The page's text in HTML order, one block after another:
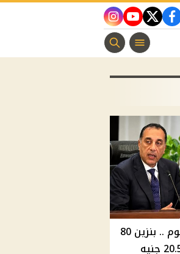
facebook
twitter
youtube
instagram
الفن منوعات مسيحية
أسعار الوقود في مصر اليوم .. بنزين 80